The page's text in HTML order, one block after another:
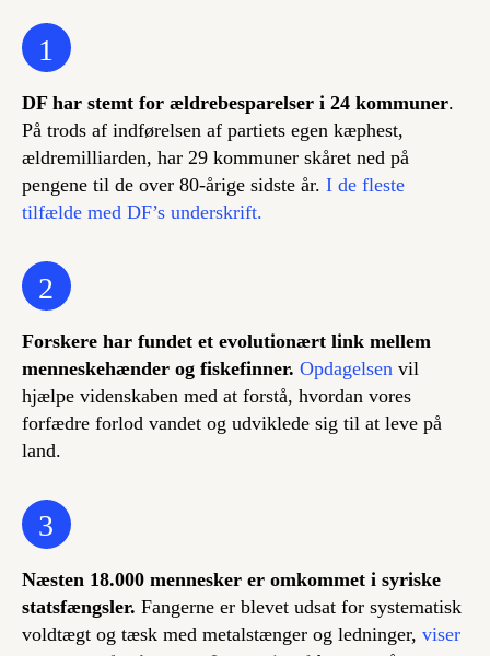
1
DF har stemt for ældrebesparelser i 24 kommuner.
På trods af indførelsen af partiets egen kæphest,
ældremilliarden, har 29 kommuner skåret ned på
pengene til de over 80-årige sidste år. I de fleste
tilfælde med DF’s underskrift.
2
Forskere har fundet et evolutionært link mellem
menneskehænder og fiskefinner. Opdagelsen vil
hjælpe videnskaben med at forstå, hvordan vores
forfædre forlod vandet og udviklede sig til at leve på
land.
3
Næsten 18.000 mennesker er omkommet i syriske
statsfængsler. Fangerne er blevet udsat for systematisk
voldtægt og tæsk med metalstænger og ledninger, viser